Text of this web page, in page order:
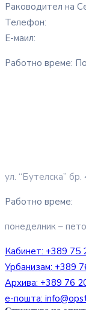
Раководител на
Телефон:
Е-маил:
Работно време:
ул. “Бутелска” бр.
Работно време:
понеделник –
Кабинет: +389 75
Урбанизам: +389
Архива: +389 76
е-пошта: